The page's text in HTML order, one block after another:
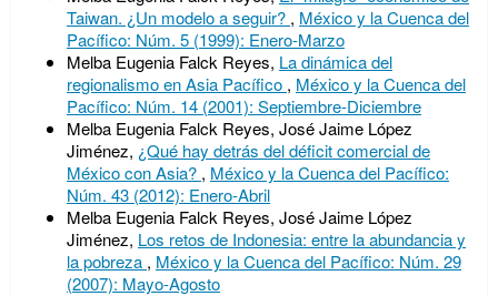
Taiwan. ¿Un modelo a seguir? , México y la Cuenca del
Pacífico: Núm. 5 (1999): Enero-Marzo
Melba Eugenia Falck Reyes, La dinámica del
regionalismo en Asia Pacífico , México y la Cuenca del
Pacífico: Núm. 14 (2001): Septiembre-Diciembre
Melba Eugenia Falck Reyes, José Jaime López
Jiménez, ¿Qué hay detrás del déficit comercial de
México con Asia? , México y la Cuenca del Pacífico:
Núm. 43 (2012): Enero-Abril
Melba Eugenia Falck Reyes, José Jaime López
Jiménez, Los retos de Indonesia: entre la abundancia y
la pobreza , México y la Cuenca del Pacífico: Núm. 29
(2007): Mayo-Agosto